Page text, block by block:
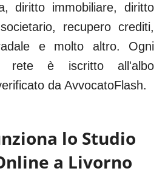
diritto immobiliare, diritto
recupero crediti,
e molto altro. Ogni
rete è iscritto all'albo
da AvvocatoFlash.
lo Studio
a Livorno